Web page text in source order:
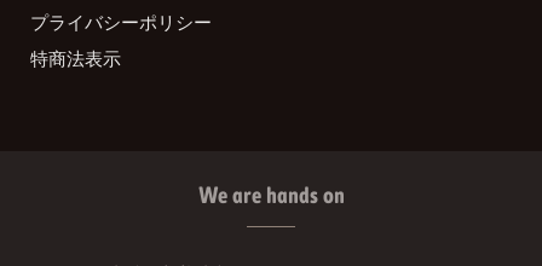
プライバシーポリシー
特商法表示
We are hands on